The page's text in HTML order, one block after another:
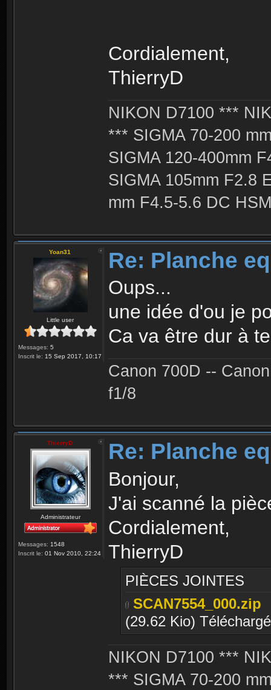
Cordialement,
ThierryD
NIKON D7100 ***
*** SIGMA 70-200
SIGMA 120-400mm
SIGMA 105mm F2.8
mm F4.5-5.6 DC
Yoan31
Little user
Messages: 5
Inscrit le: 15 Sep 2017, 10:17
Re: Planche
Oups...
une idée d'ou je
Ca va être dur à
Canon 700D --
f1/8
ThierryD
Administrateur
Messages: 1548
Inscrit le: 01 Nov 2010, 22:24
Re: Planche
Bonjour,
J'ai scanné la
Cordialement,
ThierryD
PIÈCES JOINTES
SCAN7554_000.zip
(29.62 Kio)
NIKON D7100 ***
*** SIGMA 70-200